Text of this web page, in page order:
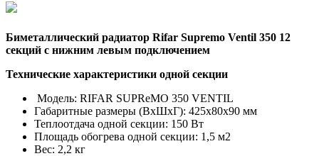
Биметаллический радиатор Rifar Supremo Ventil 350 12
секций с нижним левым подключением
Технические характеристики одной секции
Модель: RIFAR SUPReMO 350 VENTIL
Габаритные размеры (ВхШхГ): 425х80х90 мм
Теплоотдача одной секции: 150 Вт
Площадь обогрева одной секции: 1,5 м2
Вес: 2,2 кг